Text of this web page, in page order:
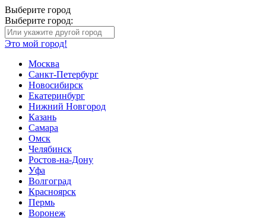
Выберите город
Выберите город:
Это мой город!
Москва
Санкт-Петербург
Новосибирск
Екатеринбург
Нижний Новгород
Казань
Самара
Омск
Челябинск
Ростов-на-Дону
Уфа
Волгоград
Красноярск
Пермь
Воронеж